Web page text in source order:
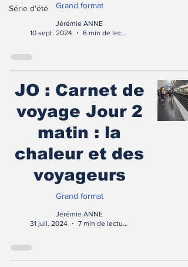
Série d'été
Grand format
Jérémie ANNE
10 sept. 2024
6 min de lecture
JO : Carnet de
voyage Jour 2
matin : la
chaleur et des
voyageurs
Grand format
Jérémie ANNE
31 juil. 2024
7 min de lecture